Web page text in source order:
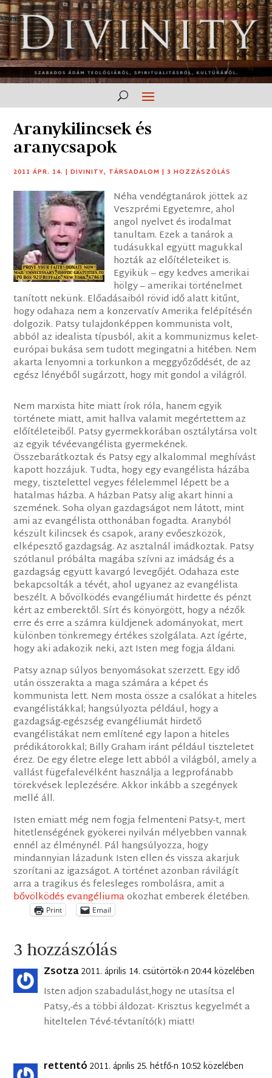
Aranykilincsek és
aranycsapok
2011 ÁPR. 14. |DIVINITY, TÁRSADALOM |3 HOZZÁSZÓLÁS
Néha vendégtanárok jöttek az
Veszprémi Egyetemre, ahol
angol nyelvet és irodalmat
tanultam. Ezek a tanárok a
tudásukkal együtt magukkal
hozták az előítéleteiket is.
Egyikük – egy kedves amerikai
hölgy – amerikai történelmet
tanított nekünk. Előadásaiból rövid idő alatt kitűnt,
hogy odahaza nem a konzervatív Amerika felépítésén
dolgozik. Patsy tulajdonképpen kommunista volt,
abból az idealista típusból, akit a kommunizmus kelet-
európai bukása sem tudott megingatni a hitében. Nem
akarta lenyomni a torkunkon a meggyőződését, de az
egész lényéből sugárzott, hogy mit gondol a világról.
Nem marxista hite miatt írok róla, hanem egyik
története miatt, amit hallva valamit megértettem az
előítéleteiből. Patsy gyermekkorában osztálytársa volt
az egyik tévéevangélista gyermekének.
Összebarátkoztak és Patsy egy alkalommal meghívást
kapott hozzájuk. Tudta, hogy egy evangélista házába
megy, tisztelettel vegyes félelemmel lépett be a
hatalmas házba. A házban Patsy alig akart hinni a
szemének. Soha olyan gazdagságot nem látott, mint
ami az evangélista otthonában fogadta. Aranyból
készült kilincsek és csapok, arany evőeszközök,
elképesztő gazdagság. Az asztalnál imádkoztak. Patsy
szótlanul próbálta magába szívni az imádság és a
gazdagság együtt kavargó levegőjét. Odahaza este
bekapcsolták a tévét, ahol ugyanez az evangélista
beszélt. A bővölködés evangéliumát hirdette és pénzt
kért az emberektől. Sírt és könyörgött, hogy a nézők
erre és erre a számra küldjenek adományokat, mert
különben tönkremegy értékes szolgálata. Azt ígérte,
hogy aki adakozik neki, azt Isten meg fogja áldani.
Patsy aznap súlyos benyomásokat szerzett. Egy idő
után összerakta a maga számára a képet és
kommunista lett. Nem mosta össze a csalókat a hiteles
evangélistákkal; hangsúlyozta például, hogy a
gazdagság-egészség evangéliumát hirdető
evangélistákat nem említené egy lapon a hiteles
prédikátorokkal; Billy Graham iránt például tiszteletet
érez. De egy életre elege lett abból a világból, amely a
vallást fügefalevélként használja a legprofánabb
törekvések leplezésére. Akkor inkább a szegények
mellé áll.
Isten emiatt még nem fogja felmenteni Patsy-t, mert
hitetlenségének gyökerei nyilván mélyebben vannak
ennél az élménynél. Pál hangsúlyozza, hogy
mindannyian lázadunk Isten ellen és vissza akarjuk
szorítani az igazságot. A történet azonban rávilágít
arra a tragikus és felesleges rombolásra, amit a
bővölködés evangéliumaokozhat emberek életében.
Print Email
3 hozzászólás
Zsotza2011. április 14. csütörtök-n 20:44 közelében
Isten adjon szabadulást,hogy ne utasítsa el
Patsy,-és a többi áldozat- Krisztus kegyelmét a
hiteltelen Tévé-tévtanító(k) miatt!
rettentó 2011. április 25. hétfő-n 10:52 közelében